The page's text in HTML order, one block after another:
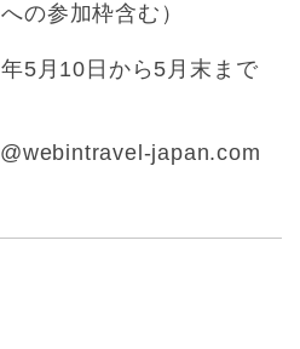
の参加枠含む）
5月10日から5月末まで
japan.com